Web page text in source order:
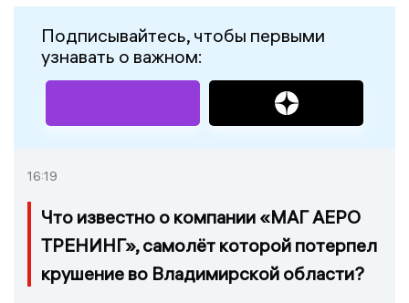
Подписывайтесь, чтобы первыми
узнавать о важном:
16:19
Что известно о компании «МАГ АЕРО
ТРЕНИНГ», самолёт которой потерпел
крушение во Владимирской области?